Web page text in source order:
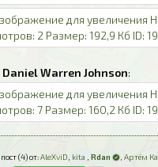
Daniel Warren Johnson:
(4) от:AleXviD kita Rdan Артём Ка